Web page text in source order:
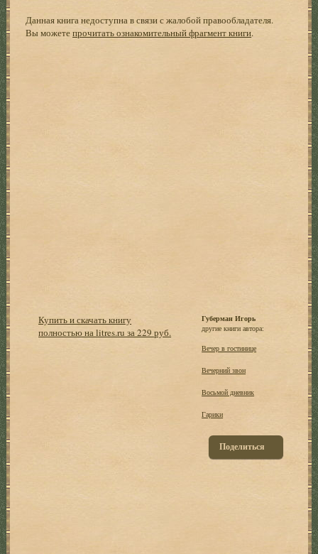
Данная книга недоступна в связи с жалобой правообладателя.
Вы можетепрочитать ознакомительный фрагмент книги.
Купить и скачать книгу
полностью на litres.ru за 229 руб.
Губерман Игорь
другие книги автора:
Вечер в гостинице
Вечерний звон
Восьмой дневник
Гарики
Поделиться